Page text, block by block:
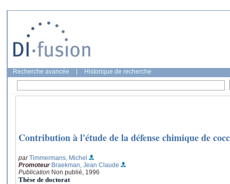
Recherche avancée Historique de recherche
Contribution à l'étude de la défense chimique de
parTimmermans, Michel
Promoteur Braekman, Jean Claude
Publication Non publié, 1996
Thèse de doctorat